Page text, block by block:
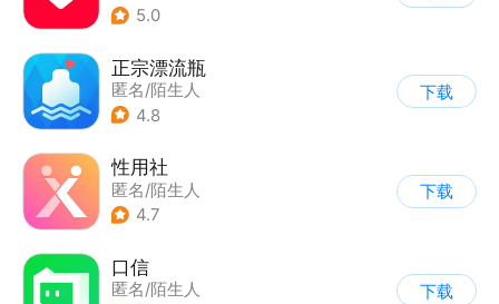
5.0
正宗漂流瓶
匿名/陌生人
4.8
下载
性用社
匿名/陌生人
4.7
下载
口信
匿名/陌生人
下载